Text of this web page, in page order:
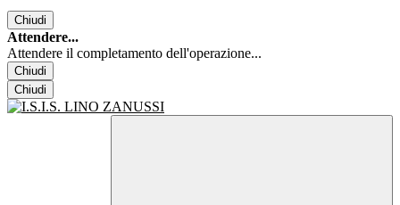
Chiudi
Attendere...
Attendere il completamento dell'operazione...
Chiudi
Chiudi